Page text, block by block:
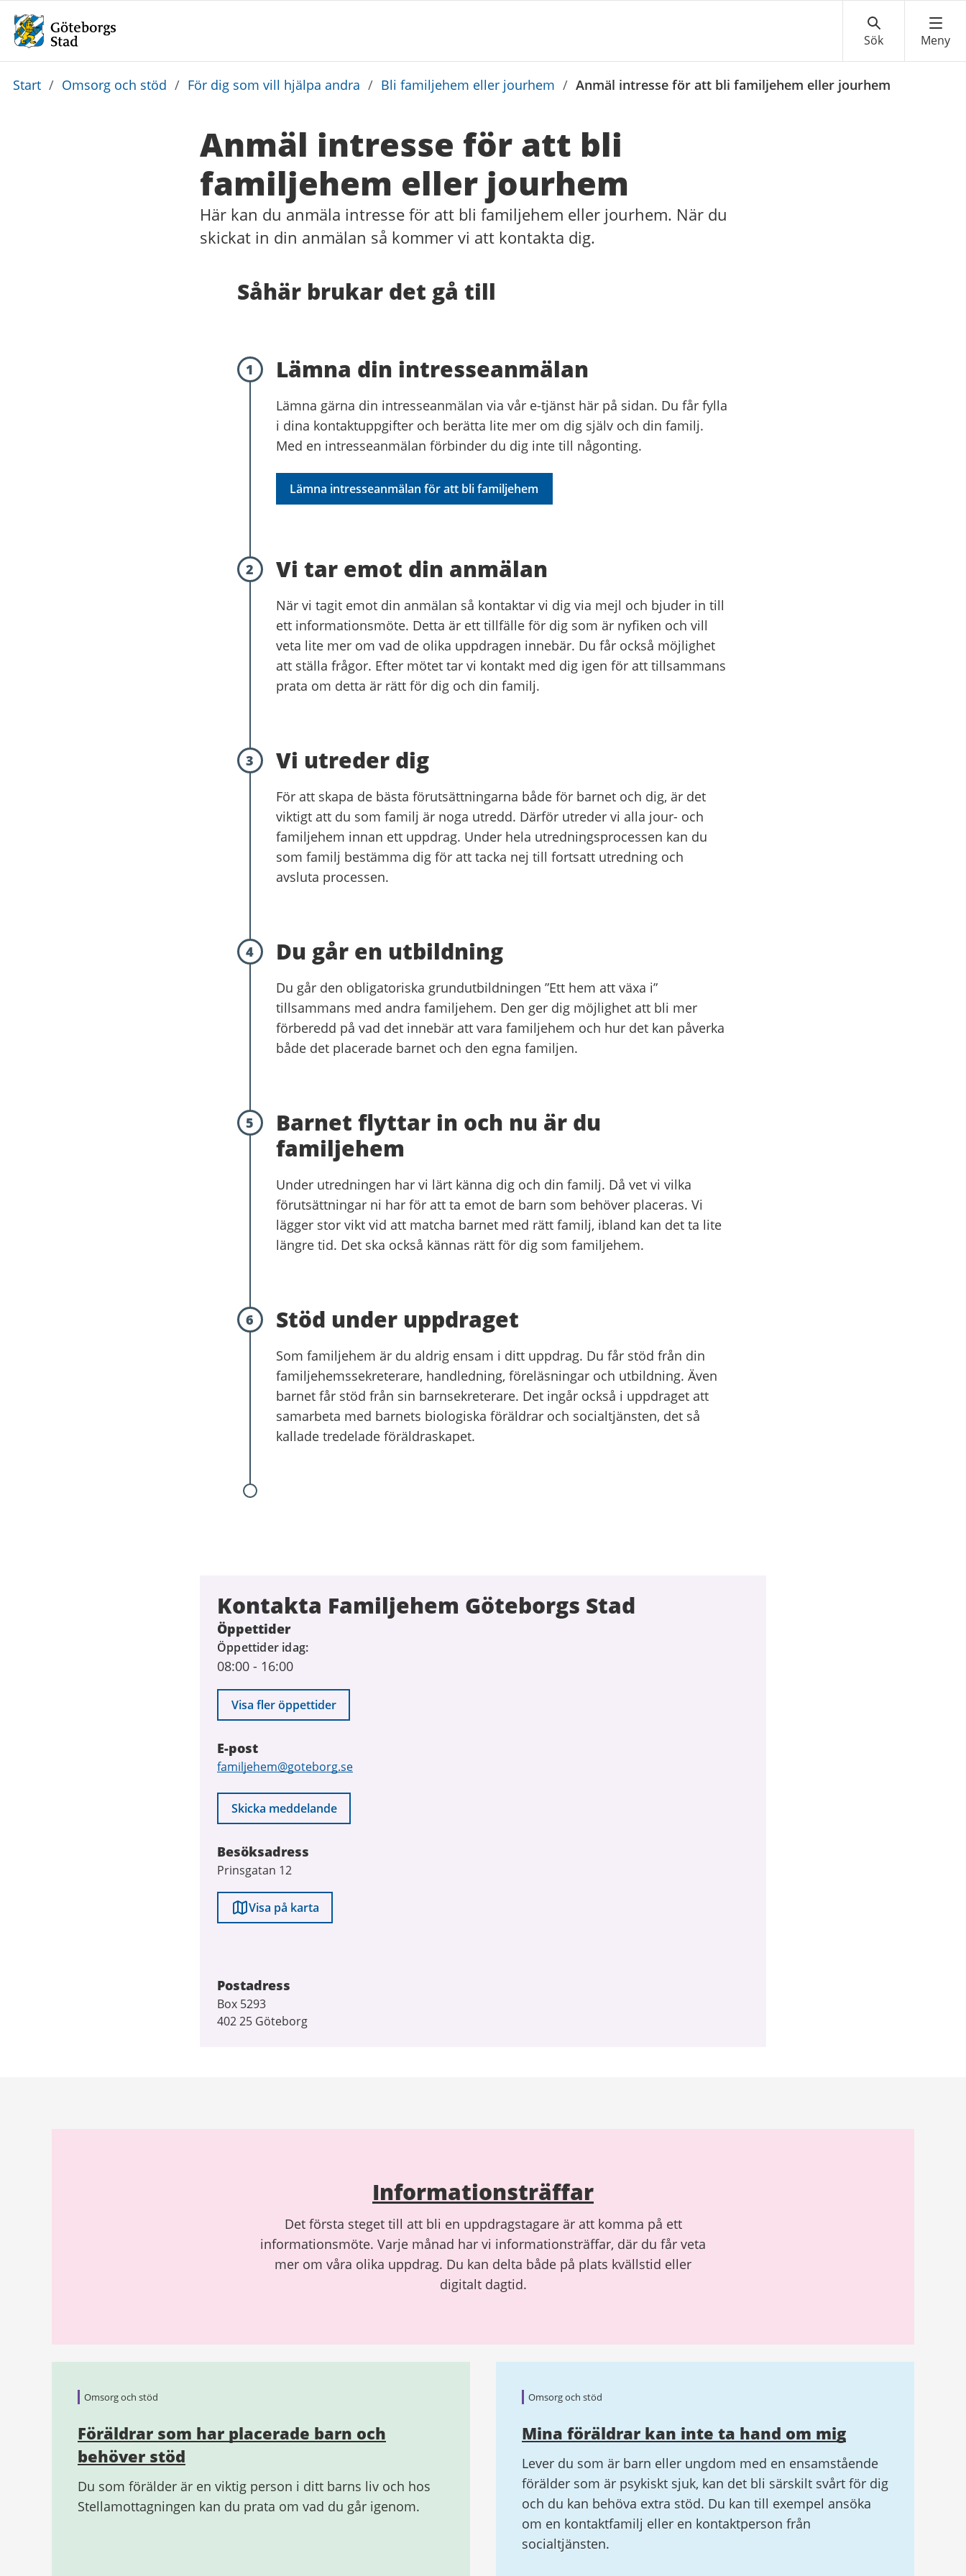
Du
Start / Omsorg och stöd / För dig som vill hjälpa andra / Bli familjehem eller jourhem / Anmäl intresse för att bli familjehem eller jourhem
Anmäl intresse för att bli
familjehem eller jourhem
Här kan du anmäla intresse för att bli familjehem eller jourhem. När du
skickat in din anmälan så kommer vi att kontakta dig.
Såhär brukar det gå till
1 Lämna din intresseanmälan
Lämna gärna din intresseanmälan via vår e-tjänst här på sidan. Du får fylla
i dina kontaktuppgifter och berätta lite mer om dig själv och din familj.
Med en intresseanmälan förbinder du dig inte till någonting.
Lämna intresseanmälan för att bli familjehem
2 Vi tar emot din anmälan
När vi tagit emot din anmälan så kontaktar vi dig via mejl och bjuder in till
ett informationsmöte. Detta är ett tillfälle för dig som är nyfiken och vill
veta lite mer om vad de olika uppdragen innebär. Du får också möjlighet
att ställa frågor. Efter mötet tar vi kontakt med dig igen för att tillsammans
prata om detta är rätt för dig och din familj.
3 Vi utreder dig
För att skapa de bästa förutsättningarna både för barnet och dig, är det
viktigt att du som familj är noga utredd. Därför utreder vi alla jour- och
familjehem innan ett uppdrag. Under hela utredningsprocessen kan du
som familj bestämma dig för att tacka nej till fortsatt utredning och
avsluta processen.
4 Du går en utbildning
Du går den obligatoriska grundutbildningen ”Ett hem att växa i”
tillsammans med andra familjehem. Den ger dig möjlighet att bli mer
förberedd på vad det innebär att vara familjehem och hur det kan påverka
både det placerade barnet och den egna familjen.
5
Barnet flyttar in och nu är du
familjehem
Under utredningen har vi lärt känna dig och din familj. Då vet vi vilka
förutsättningar ni har för att ta emot de barn som behöver placeras. Vi
lägger stor vikt vid att matcha barnet med rätt familj, ibland kan det ta lite
längre tid. Det ska också kännas rätt för dig som familjehem.
6 Stöd under uppdraget
Som familjehem är du aldrig ensam i ditt uppdrag. Du får stöd från din
familjehemssekreterare, handledning, föreläsningar och utbildning. Även
barnet får stöd från sin barnsekreterare. Det ingår också i uppdraget att
samarbeta med barnets biologiska föräldrar och socialtjänsten, det så
kallade tredelade föräldraskapet.
Kontakta Familjehem Göteborgs Stad
Öppettider
Öppettider idag
08:00 - 16:00
Visa fler öppettider
E-post
E-
familjehem@goteborg.se
Skicka meddelande
Besöksadress
Prinsgatan 12
Visa på karta
Postadress
Box 5293
402 25 Göteborg
Informationsträffar
Det första steget till att bli en uppdragstagare är att komma på ett
informationsmöte. Varje månad har vi informationsträffar, där du får veta
mer om våra olika uppdrag. Du kan delta både på plats kvällstid eller
digitalt dagtid.
Omsorg och stöd
Föräldrar som har placerade barn och
behöver stöd
Du som förälder är en viktig person i ditt barns liv och hos
Stellamottagningen kan du prata om vad du går igenom.
Omsorg och stöd
Mina föräldrar kan inte ta hand om mig
Lever du som är barn eller ungdom med en ensamstående
förälder som är psykiskt sjuk, kan det bli särskilt svårt för dig
och du kan behöva extra stöd. Du kan till exempel ansöka
om en kontaktfamilj eller en kontaktperson från
socialtjänsten.